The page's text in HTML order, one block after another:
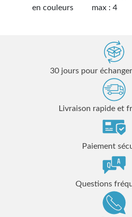
en couleurs
max : 4
30 jours pour
Livraison rapide et
Paiement
Questions